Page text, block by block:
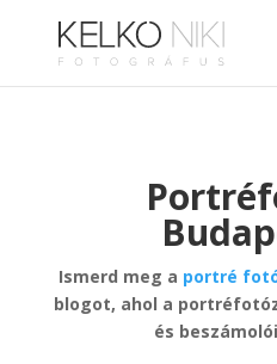
Ismerd meg a portré
blogot, ahol a
és